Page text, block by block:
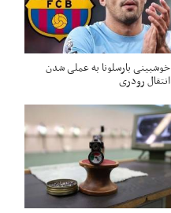
خوشبینی بارسلونا به عملی شدن
انتقال رودری